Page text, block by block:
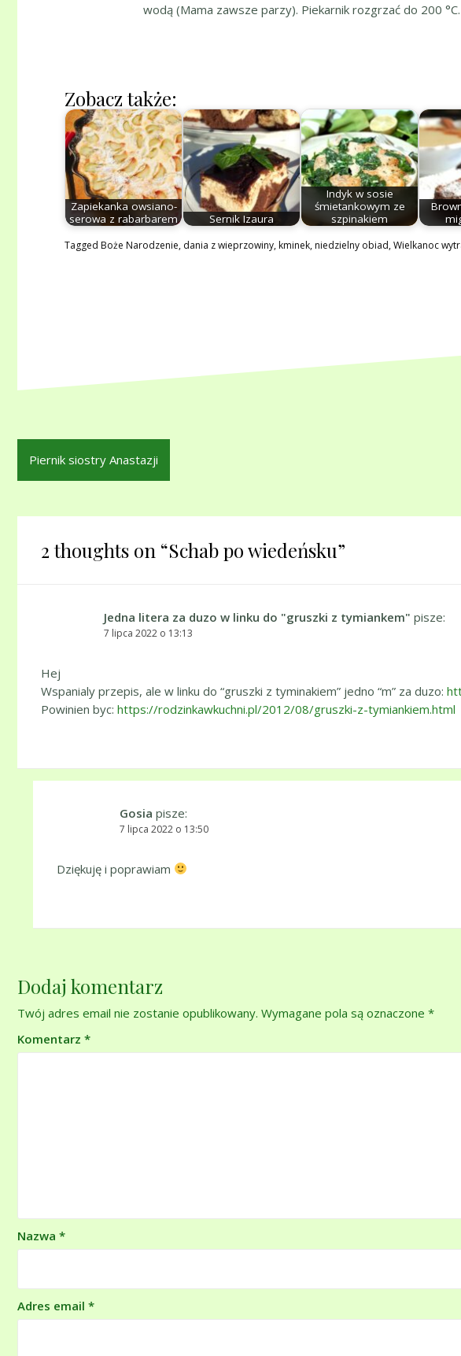
wodą (Mama zawsze parzy). Piekarnik rozgrzać do 200
Zobacz także:
Zapiekanka owsiano-
serowa z rabarbarem
Sernik Izaura
Indyk w sosie
śmietankowym ze
szpinakiem
Tagged Boże Narodzenie, dania z wieprzowiny,kminek,niedzielny obiad,Wielkanoc
Nawigacja
wpisu
Piernik siostry Anastazji
2 thoughts on “Schab po wiedeńsku”
Jedna litera za duzo w linku do "gruszki z tymiankem" pisze:
7 lipca 2022 o 13:13
Hej
Wspanialy przepis, ale w linku do “gruszki z tyminakiem” jedno “m” za duzo:
Powinien byc: https://rodzinkawkuchni.pl/2012/08/gruszki-z-tymiankiem.html
Gosia pisze:
7 lipca 2022 o 13:50
Dziękuję i poprawiam
Dodaj komentarz
Twój adres email nie zostanie opublikowany. Wymagane pola są oznaczone *
Komentarz *
Nazwa *
Adres email *